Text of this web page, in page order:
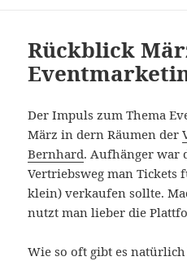
Rückblick
Der Impuls zum Thema
März in dern Räumen der
Bernhard. Aufhänger war
Vertriebsweg man Tickets
klein) verkaufen sollte.
nutzt man lieber die
Wie so oft gibt es